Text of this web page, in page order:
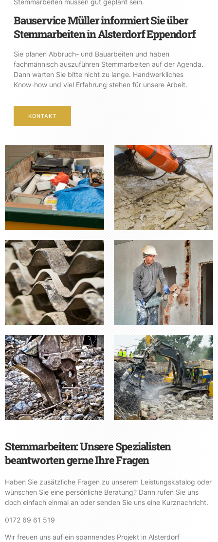
Stemmarbeiten: Unsere Spezialisten
beantworten gerne Ihre Fragen
Haben Sie zusätzliche Fragen zu unserem Leistungskatalog oder
wünschen Sie eine persönliche Beratung? Dann rufen Sie uns
doch einfach einmal an oder senden Sie uns eine Kurznachricht.
0172 69 61 519
Wir freuen uns auf ein spannendes Projekt in Alsterdorf
Bauservice Müller informiert Sie über
Stemmarbeiten in Alsterdorf Eppendorf
Sie planen Abbruch- und Bauarbeiten und haben
fachmännisch auszuführen Stemmarbeiten auf der Agenda.
Dann warten Sie bitte nicht zu lange. Handwerkliches
Know-how und viel Erfahrung stehen für unsere Arbeit.
KONTAKT